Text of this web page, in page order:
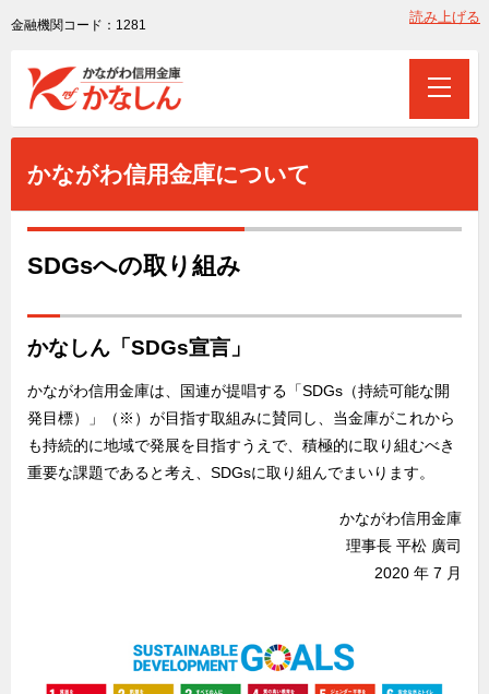
金融機関コード：1281 読み上げる
かながわ信用金庫について
SDGsへの取り組み
かなしん「SDGs宣言」
かながわ信用金庫は、国連が提唱する「SDGs（持続可能な開
発目標）」（※）が目指す取組みに賛同し、当金庫がこれから
も持続的に地域で発展を目指すうえで、積極的に取り組むべき
重要な課題であると考え、SDGsに取り組んでまいります。
かながわ信用金庫
理事長 平松 廣司
2020 年 7 月